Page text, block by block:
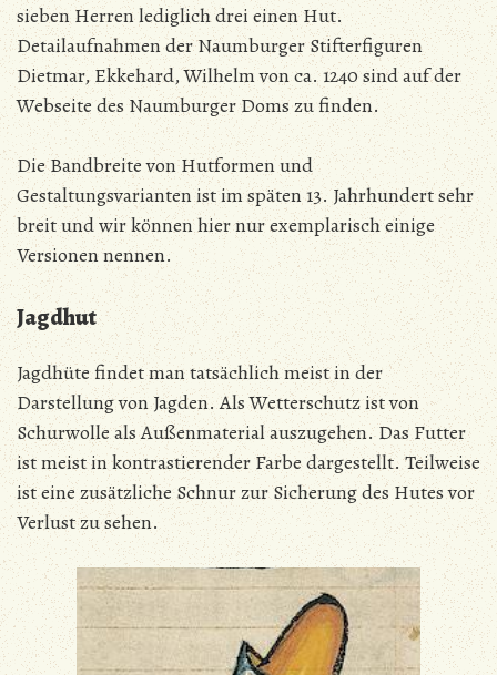
sieben Herren lediglich drei einen Hut.
Detailaufnahmen der Naumburger Stifterfiguren
Dietmar, Ekkehard, Wilhelm von ca. 1240 sind auf der
Webseite des Naumburger Doms zu finden.
Die Bandbreite von Hutformen und
Gestaltungsvarianten ist im späten 13. Jahrhundert sehr
breit und wir können hier nur exemplarisch einige
Versionen nennen.
Jagdhut
Jagdhüte findet man tatsächlich meist in der
Darstellung von Jagden. Als Wetterschutz ist von
Schurwolle als Außenmaterial auszugehen. Das Futter
ist meist in kontrastierender Farbe dargestellt. Teilweise
ist eine zusätzliche Schnur zur Sicherung des Hutes vor
Verlust zu sehen.